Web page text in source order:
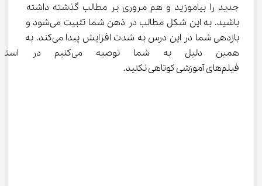
جدید را بیاموزید و هم مروری بر مطالب گذشته داشته
باشید. به این شکل مطالب در ذهن شما تثبیت می‌شود و
بازدهی شما در این درس به شدت افزایش پیدا می‌کند. به
همین دلیل به شما توصیه
فیلم‌های آموزشی کوتاهی نکنید.